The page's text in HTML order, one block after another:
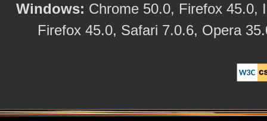
Windows: Chrome 50.0, Firefox 45.0,
Firefox 45.0, Safari 7.0.6, Opera